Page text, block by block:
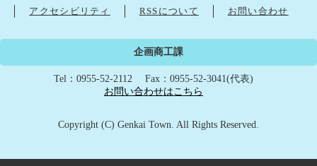
アクセシビリティ
RSSについて お問い合わせ
企画商工課
Tel：0955-52-2112
Fax：0955-52-3041(代表)
お問い合わせはこちら
Copyright (C) Genkai Town. All Rights Reserved.